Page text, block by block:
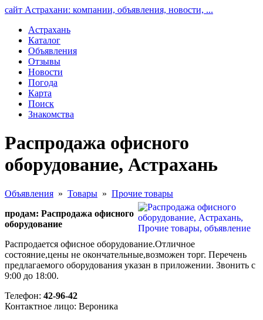
сайт Астрахани: компании, объявления, новости, ...
Астрахань
Каталог
Объявления
Отзывы
Новости
Погода
Карта
Поиск
Знакомства
Распродажа офисного
оборудование, Астрахань
Объявления » Товары » Прочие товары
продам: Распродажа офисного
оборудование
Распродается офисное оборудование.Отличное
состояние,цены не окончательные,возможен торг. Перечень
предлагаемого оборудования указан в приложении. Звонить с
9:00 до 18:00.
Телефон: 42-96-42
Контактное лицо: Вероника